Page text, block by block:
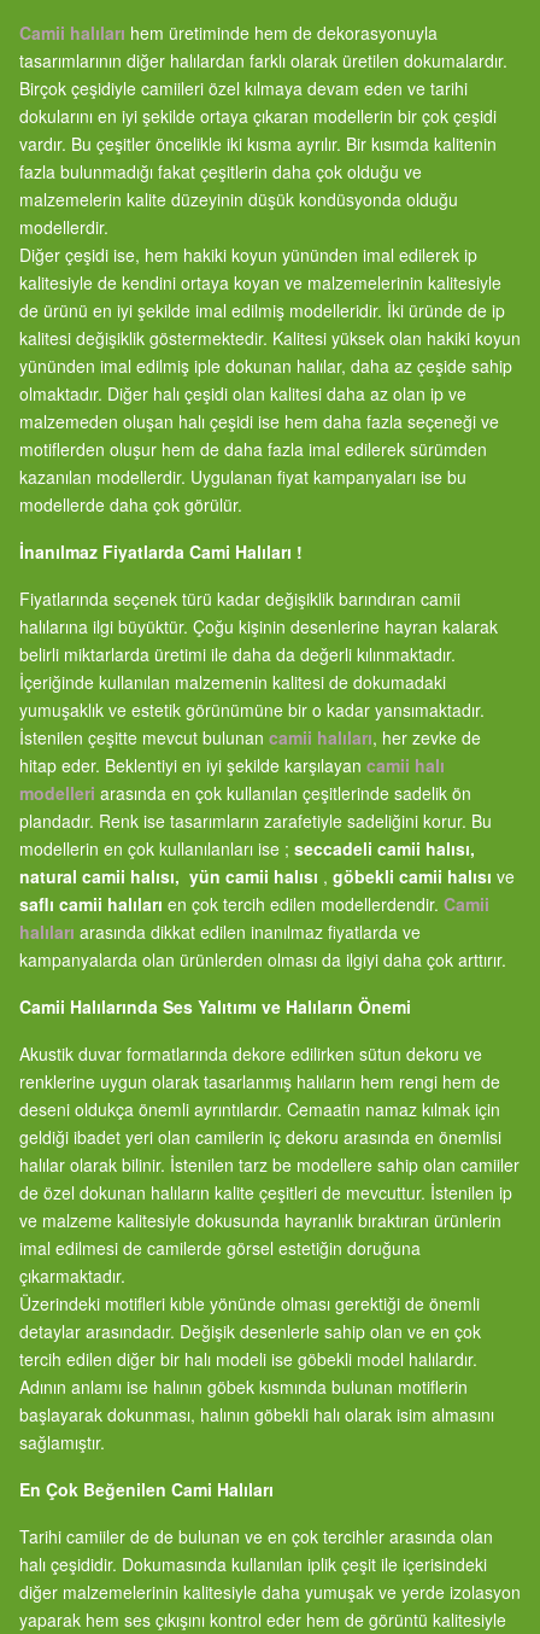
Camii halıları hem üretiminde hem de dekorasyonuyla
tasarımlarının diğer halılardan farklı olarak üretilen dokumalardır.
Birçok çeşidiyle camiileri özel kılmaya devam eden ve tarihi
dokularını en iyi şekilde ortaya çıkaran modellerin bir çok çeşidi
vardır. Bu çeşitler öncelikle iki kısma ayrılır. Bir kısımda kalitenin
fazla bulunmadığı fakat çeşitlerin daha çok olduğu ve
malzemelerin kalite düzeyinin düşük kondüsyonda olduğu
modellerdir.
Diğer çeşidi ise, hem hakiki koyun yününden imal edilerek ip
kalitesiyle de kendini ortaya koyan ve malzemelerinin kalitesiyle
de ürünü en iyi şekilde imal edilmiş modelleridir. İki üründe de ip
kalitesi değişiklik göstermektedir. Kalitesi yüksek olan hakiki koyun
yününden imal edilmiş iple dokunan halılar, daha az çeşide sahip
olmaktadır. Diğer halı çeşidi olan kalitesi daha az olan ip ve
malzemeden oluşan halı çeşidi ise hem daha fazla seçeneği ve
motiflerden oluşur hem de daha fazla imal edilerek sürümden
kazanılan modellerdir. Uygulanan fiyat kampanyaları ise bu
modellerde daha çok görülür.
İnanılmaz Fiyatlarda Cami Halıları !
Fiyatlarında seçenek türü kadar değişiklik barındıran camii
halılarına ilgi büyüktür. Çoğu kişinin desenlerine hayran kalarak
belirli miktarlarda üretimi ile daha da değerli kılınmaktadır.
İçeriğinde kullanılan malzemenin kalitesi de dokumadaki
yumuşaklık ve estetik görünümüne bir o kadar yansımaktadır.
İstenilen çeşitte mevcut bulunan camii halıları, her zevke de
hitap eder. Beklentiyi en iyi şekilde karşılayan camii halı
modelleri arasında en çok kullanılan çeşitlerinde sadelik ön
plandadır. Renk ise tasarımların zarafetiyle sadeliğini korur. Bu
modellerin en çok kullanılanları ise ; seccadeli camii halısı,
natural camii halısı, yün camii halısı , göbekli camii halısı ve
saflı camii halıları en çok tercih edilen modellerdendir. Camii
halıları arasında dikkat edilen inanılmaz fiyatlarda ve
kampanyalarda olan ürünlerden olması da ilgiyi daha çok arttırır.
Camii Halılarında Ses Yalıtımı ve Halıların Önemi
Akustik duvar formatlarında dekore edilirken sütun dekoru ve
renklerine uygun olarak tasarlanmış halıların hem rengi hem de
deseni oldukça önemli ayrıntılardır. Cemaatin namaz kılmak için
geldiği ibadet yeri olan camilerin iç dekoru arasında en önemlisi
halılar olarak bilinir. İstenilen tarz be modellere sahip olan camiiler
de özel dokunan halıların kalite çeşitleri de mevcuttur. İstenilen ip
ve malzeme kalitesiyle dokusunda hayranlık bıraktıran ürünlerin
imal edilmesi de camilerde görsel estetiğin doruğuna
çıkarmaktadır.
Üzerindeki motifleri kıble yönünde olması gerektiği de önemli
detaylar arasındadır. Değişik desenlerle sahip olan ve en çok
tercih edilen diğer bir halı modeli ise göbekli model halılardır.
Adının anlamı ise halının göbek kısmında bulunan motiflerin
başlayarak dokunması, halının göbekli halı olarak isim almasını
sağlamıştır.
En Çok Beğenilen Cami Halıları
Tarihi camiiler de de bulunan ve en çok tercihler arasında olan
halı çeşididir. Dokumasında kullanılan iplik çeşit ile içerisindeki
diğer malzemelerinin kalitesiyle daha yumuşak ve yerde izolasyon
yaparak hem ses çıkışını kontrol eder hem de görüntü kalitesiyle